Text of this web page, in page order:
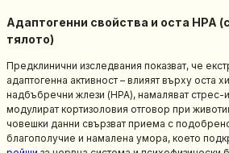
Адаптогенни свойства и оста HPA
тялото)
Предклинични изследвания показват, че
адаптогенна активност – влияят върху оста
надбъбречни жлези (HPA), намаляват
модулират кортизоловия отговор при
човешки данни свързват приема с
благополучие и намалена умора, което